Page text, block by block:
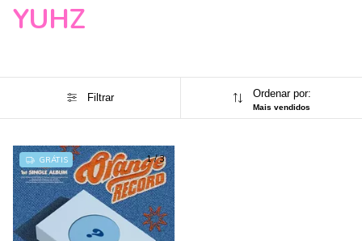
YUHZ
Filtrar Ordenar por:
Mais vendidos
1/3
GRÁTIS